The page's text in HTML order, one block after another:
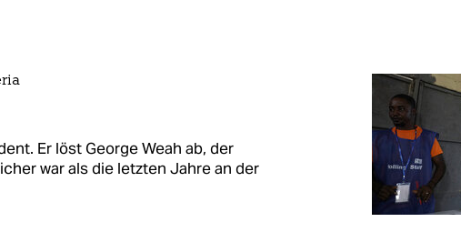
Er löst George Weah ab, der
war als die letzten Jahre an der